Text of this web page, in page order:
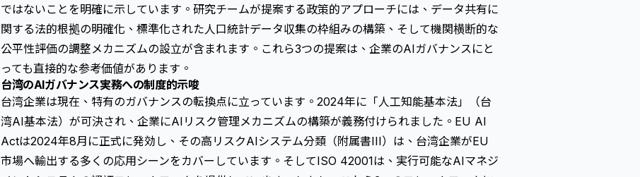
ではないことを明確に示しています。研究チームが提案する政策的アプローチには、データ共有に
関する法的根拠の明確化、標準化された人口統計データ収集の枠組みの構築、そして機関横断的な
公平性評価の調整メカニズムの設立が含まれます。これら3つの提案は、企業のAIガバナンスにと
っても直接的な参考価値があります。
台湾のAIガバナンス実務への制度的示唆
台湾企業は現在、特有のガバナンスの転換点に立っています。2024年に「人工知能基本法」（台
湾AI基本法）が可決され、企業にAIリスク管理メカニズムの構築が義務付けられました。EU AI
Actは2024年8月に正式に発効し、その高リスクAIシステム分類（附属書III）は、台湾企業がEU
市場へ輸出する多くの応用シーンをカバーしています。そしてISO 42001は、実行可能なAIマネジ